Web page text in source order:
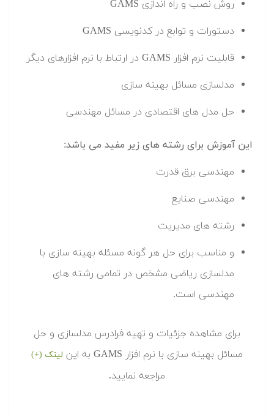
روش نصب و راه اندازی GAMS
دستورات و توابع در کدنویسی GAMS
قابلیت نرم افزار GAMS در ارتباط با نرم افزارهای دیگر
مدلسازی مسائل بهینه سازی
حل مدل های اقتصادی در مسائل مهندسی
این آموزش برای رشته های زیر مفید می باشد:
مهندسی برق قدرت
مهندسی صنایع
رشته های مدیریت
و مناسب برای حل هر گونه مسئله بهینه سازی با
مدلسازی ریاضی مشخص در تمامی رشته های
مهندسی است.
برای مشاهده جزئیات و تهیه فرادرس مدلسازی و حل
مسائل بهینه سازی با نرم افزار GAMS به این
لینک (+)
مراجعه نمایید.